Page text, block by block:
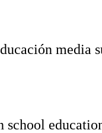
media
school